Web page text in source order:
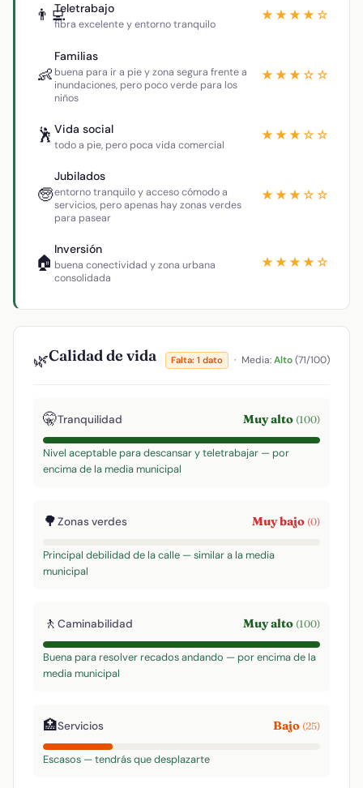
👨‍💻Teletrabajo
fibra excelente y entorno tranquilo
★★★★☆
👶
Familias
buena para ir a pie y zona segura frente a
inundaciones, pero poco verde para los
niños
★★★☆☆
🕺 Vida social
todo a pie, pero poca vida comercial
★★★☆☆
🧓
Jubilados
entorno tranquilo y acceso cómodo a
servicios, pero apenas hay zonas verdes
para pasear
★★★☆☆
🏠
Inversión
buena conectividad y zona urbana
consolidada
★★★★☆
🌿Calidad de vida Falta: 1 dato · Media:Alto(71/100)
🤫Tranquilidad Muy alto (100)
Nivel aceptable para descansar y teletrabajar — por
encima de la media municipal
🌳Zonas verdes Muy bajo (0)
Principal debilidad de la calle — similar a la media
municipal
🚶 Caminabilidad Muy alto (100)
Buena para resolver recados andando — por encima de la
media municipal
🏥Servicios Bajo (25)
Escasos — tendrás que desplazarte